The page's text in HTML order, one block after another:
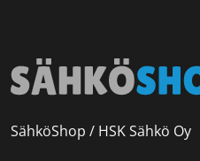
SähköShop / HSK Sähkö Oy